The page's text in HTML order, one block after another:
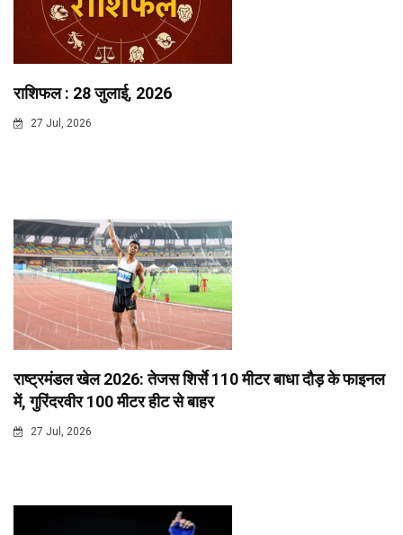
राशिफल : 28 जुलाई, 2026
27 Jul, 2026
राष्ट्रमंडल खेल 2026: तेजस शिर्से 110 मीटर बाधा दौड़ के फाइनल
में, गुरिंदरवीर 100 मीटर हीट से बाहर
27 Jul, 2026